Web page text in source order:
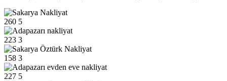
260 5
223 3
158 3
227 5